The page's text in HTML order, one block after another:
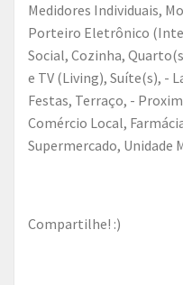
Medidores Individuais,
Porteiro Eletrônico
Social, Cozinha,
e TV (Living), Suíte(s), -
Festas, Terraço, -
Comércio Local,
Supermercado, Unidade
Compartilhe! :)